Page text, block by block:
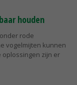
houden
rode
vogelmijten kunnen
oplossingen zijn er